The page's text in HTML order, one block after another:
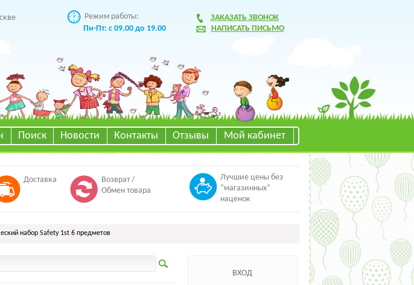
Режим работы:
Пн-Пт: с 09.00 до 19.00
ЗАКАЗАТЬ ЗВОНОК
НАПИСАТЬ ПИСЬМО
Поиск Новости Контакты Отзывы Мой кабинет
Доставка
Возврат /
Обмен товара
Лучшие цены без
“магазинных”
наценок
набор Safety 1st 6 предметов
ВХОД